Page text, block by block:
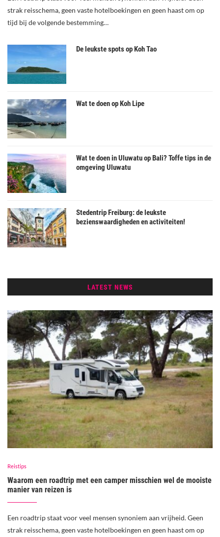
strak reisschema, geen vaste hotelboekingen en geen haast om op
tijd bij de volgende bestemming…
De leukste spots op Koh Tao
Wat te doen op Koh Lipe
Wat te doen in Uluwatu op Bali? Toffe tips in de
omgeving Uluwatu
Stedentrip Freiburg: de leukste
bezienswaardigheden en activiteiten!
LATEST NEWS
Reistips
Waarom een roadtrip met een camper misschien wel de mooiste
manier van reizen is
Een roadtrip staat voor veel mensen synoniem aan vrijheid. Geen
strak reisschema, geen vaste hotelboekingen en geen haast om op